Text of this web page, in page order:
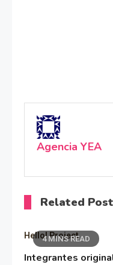
Agencia YEA
Related
4 MINS READ
Hello! Project
Integrantes